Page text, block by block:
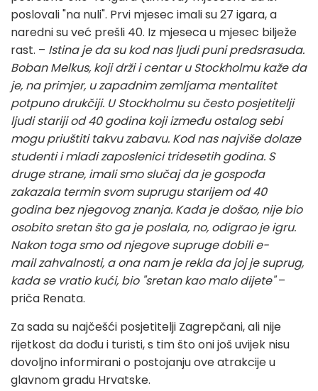
poslovali "na nuli". Prvi mjesec imali su 27 igara, a
naredni su već prešli 40. Iz mjeseca u mjesec bilježe
rast. – Istina je da su kod nas ljudi puni predsrasuda.
Boban Melkus, koji drži i centar u Stockholmu kaže da
je, na primjer, u zapadnim zemljama mentalitet
potpuno drukčiji. U Stockholmu su često posjetitelji
ljudi stariji od 40 godina koji između ostalog sebi
mogu priuštiti takvu zabavu. Kod nas najviše dolaze
studenti i mladi zaposlenici tridesetih godina. S
druge strane, imali smo slučaj da je gospođa
zakazala termin svom suprugu starijem od 40
godina bez njegovog znanja. Kada je došao, nije bio
osobito sretan što ga je poslala, no, odigrao je igru.
Nakon toga smo od njegove supruge dobili e-
mail zahvalnosti, a ona nam je rekla da joj je suprug,
kada se vratio kući, bio "sretan kao malo dijete"–
priča Renata.
Za sada su najčešći posjetitelji Zagrepčani, ali nije
rijetkost da dođu i turisti, s tim što oni još uvijek nisu
dovoljno informirani o postojanju ove atrakcije u
glavnom gradu Hrvatske.